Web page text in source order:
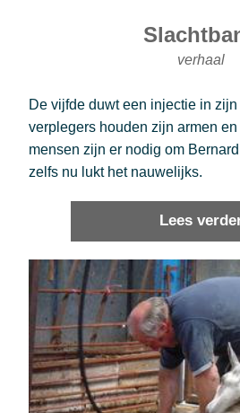
verhaal
De vijfde duwt een injectie in
verplegers houden zijn armen en
mensen zijn er nodig om
zelfs nu lukt het nauwelijks.
Lees